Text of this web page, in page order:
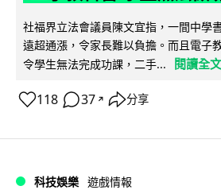
社福界立法會議員陳文宜指，一間中學
遠超通漲，令家長難以負擔。而且電子
令學生無法完成功課，二手...
閱讀全文
118 37 ↗ 分享
科技娛樂 遊戲情報